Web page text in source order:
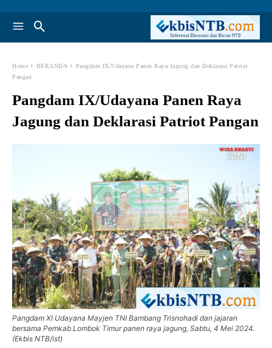
Home BERANDA
Pangdam IX/Udayana Panen Raya Jagung dan Deklarasi Patriot
Pangan
Pangdam IX/Udayana Panen Raya
Jagung dan Deklarasi Patriot Pangan
Pangdam XI Udayana Mayjen TNI Bambang Trisnohadi dan jajaran
bersama Pemkab Lombok Timur panen raya jagung, Sabtu, 4 Mei 2024.
(Ekbis NTB/ist)